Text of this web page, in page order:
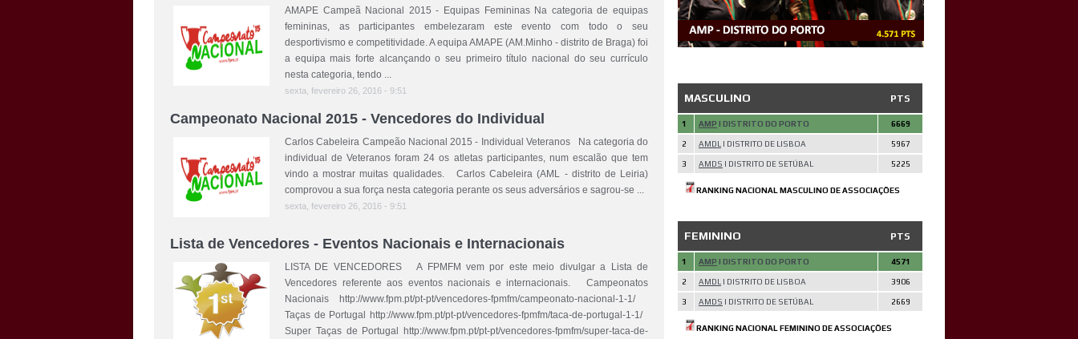
AMAPE Campeã Nacional 2015 - Equipas Femininas Na categoria de equipas
femininas, as participantes embelezaram este evento com todo o seu
desportivismo e competitividade. A equipa AMAPE (AM.Minho - distrito de Braga) foi
a equipa mais forte alcançando o seu primeiro título nacional do seu currículo
nesta categoria, tendo ...
sexta, fevereiro 26, 2016 - 9:51
Campeonato Nacional 2015 - Vencedores do Individual
Carlos Cabeleira Campeão Nacional 2015 - Individual Veteranos Na categoria do
individual de Veteranos foram 24 os atletas participantes, num escalão que tem
vindo a mostrar muitas qualidades. Carlos Cabeleira (AML - distrito de Leiria)
comprovou a sua força nesta categoria perante os seus adversários e sagrou-se ...
sexta, fevereiro 26, 2016 - 9:51
Lista de Vencedores - Eventos Nacionais e Internacionais
LISTA DE VENCEDORES A FPMFM vem por este meio divulgar a Lista de
Vencedores referente aos eventos nacionais e internacionais. Campeonatos
Nacionais http://www.fpm.pt/pt-pt/vencedores-fpmfm/campeonato-nacional-1-1/
Taças de Portugal http://www.fpm.pt/pt-pt/vencedores-fpmfm/taca-de-portugal-1-1/
Super Taças de Portugal http://www.fpm.pt/pt-pt/vencedores-fpmfm/super-taca-de-
MASCULINO PTS
1 AMP | DISTRITO DO PORTO 6669
2 AMDL | DISTRITO DE LISBOA 5967
3 AMDS | DISTRITO DE SETÚBAL 5225
RANKING NACIONAL MASCULINO DE ASSOCIAÇÕES
FEMININO PTS
1 AMP | DISTRITO DO PORTO 4571
2 AMDL | DISTRITO DE LISBOA 3906
3 AMDS | DISTRITO DE SETÚBAL 2669
RANKING NACIONAL FEMININO DE ASSOCIAÇÕES